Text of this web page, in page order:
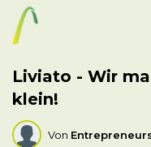
Liviato - Wir
klein!
Von